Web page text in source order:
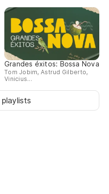
Grandes éxitos: Bossa Nova
Tom Jobim, Astrud Gilberto,
Vinicius...